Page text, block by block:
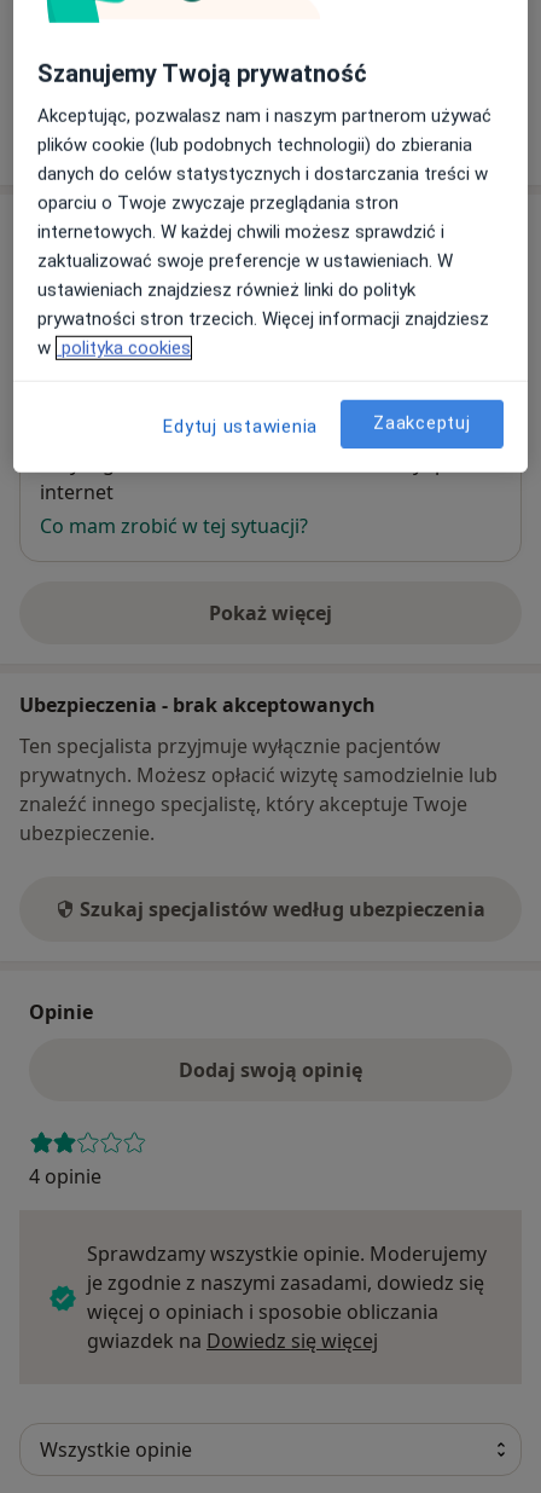
Ten lekarz nie dodał jeszcze informacji o usługach i
cenach.
Adres
Specjalistyczny Gabinet Reumatologiczny
ul. ,Opatowska 54 - środa po 16.00,28-200Staszów
otwiera się w nowej karcie
internet
Co mam zrobić w tej sytuacji?
Pokaż więcej
o adresie
Ubezpieczenia - brak akceptowanych
Ten specjalista przyjmuje wyłącznie pacjentów
prywatnych. Możesz opłacić wizytę samodzielnie lub
znaleźć innego specjalistę, który akceptuje Twoje
ubezpieczenie.
Szukaj specjalistów według ubezpieczenia
Opinie
Dodaj swoją opinię
4 opinie
Sprawdzamy wszystkie opinie. Moderujemy
je zgodnie z naszymi zasadami, dowiedz się
więcej o opiniach i sposobie obliczania
gwiazdek na Dowiedz się więcej
Szanujemy Twoją prywatność
Akceptując, pozwalasz nam i naszym partnerom używać
plików cookie (lub podobnych technologii) do zbierania
danych do celów statystycznych i dostarczania treści w
oparciu o Twoje zwyczaje przeglądania stron
internetowych. W każdej chwili możesz sprawdzić i
zaktualizować swoje preferencje w ustawieniach. W
ustawieniach znajdziesz również linki do polityk
prywatności stron trzecich. Więcej informacji znajdziesz
w polityka cookies
Edytuj ustawienia Zaakceptuj